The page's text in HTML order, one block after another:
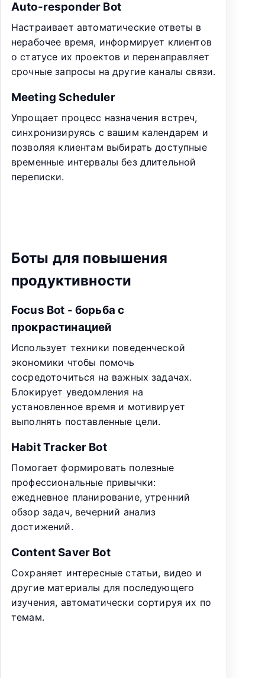
Auto-responder Bot
Настраивает автоматические ответы в
нерабочее время, информирует клиентов
о статусе их проектов и перенаправляет
срочные запросы на другие каналы связи.
Meeting Scheduler
Упрощает процесс назначения встреч,
синхронизируясь с вашим календарем и
позволяя клиентам выбирать доступные
временные интервалы без длительной
переписки.
Боты для повышения
продуктивности
Focus Bot - борьба с
прокрастинацией
Использует техники поведенческой
экономики чтобы помочь
сосредоточиться на важных задачах.
Блокирует уведомления на
установленное время и мотивирует
выполнять поставленные цели.
Habit Tracker Bot
Помогает формировать полезные
профессиональные привычки:
ежедневное планирование, утренний
обзор задач, вечерний анализ
достижений.
Content Saver Bot
Сохраняет интересные статьи, видео и
другие материалы для последующего
изучения, автоматически сортируя их по
темам.